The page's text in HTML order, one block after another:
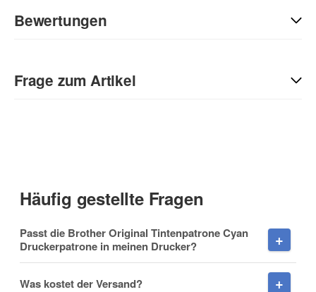
Bewertungen
Sie Anderen bei der Kaufentscheidung:
Frage zum Artikel
Häufig gestellte Fragen
Passt die Brother Original Tintenpatrone Cyan
Druckerpatrone in meinen Drucker?
Was kostet der Versand?